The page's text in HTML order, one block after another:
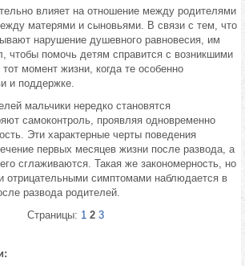
влияет на отношение между родителями
матерями и сыновьями. В связи с тем, что
нарушение душевного равновесия, им
чтобы помочь детям справится с возникшими
момент жизни, когда те особенно
и поддержке.
мальчики нередко становятся
самоконтроль, проявляя одновременно
Эти характерные черты поведения
первых месяцев жизни после развода, а
сглаживаются. Такая же закономерность, но
симптомами наблюдается в
развода родителей.
Страницы: 1 2 3